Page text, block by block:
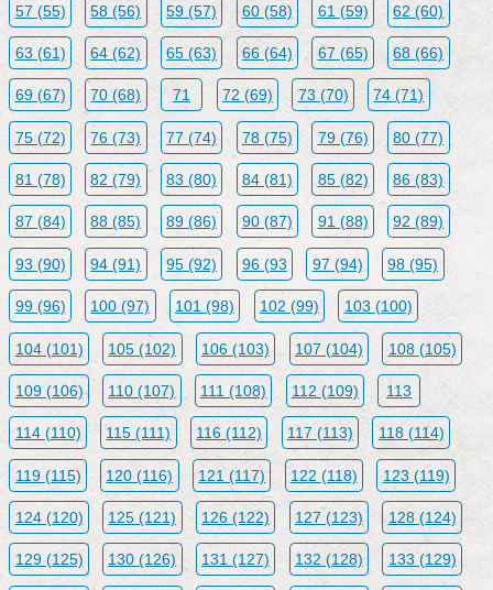
57 (55) 58 (56) 59 (57) 60 (58) 61 (59) 62 (60)
63 (61) 64 (62) 65 (63) 66 (64) 67 (65) 68 (66)
69 (67) 70 (68) 71 72 (69) 73 (70) 74 (71)
75 (72) 76 (73) 77 (74) 78 (75) 79 (76) 80 (77)
81 (78) 82 (79) 83 (80) 84 (81) 85 (82) 86 (83)
87 (84) 88 (85) 89 (86) 90 (87) 91 (88) 92 (89)
93 (90) 94 (91) 95 (92) 96 (93 97 (94) 98 (95)
99 (96) 100 (97) 101 (98) 102 (99) 103 (100)
104 (101) 105 (102) 106 (103) 107 (104) 108 (105)
109 (106) 110 (107) 111 (108) 112 (109) 113
114 (110) 115 (111) 116 (112) 117 (113) 118 (114)
119 (115) 120 (116) 121 (117) 122 (118) 123 (119)
124 (120) 125 (121) 126 (122) 127 (123) 128 (124)
129 (125) 130 (126) 131 (127) 132 (128) 133 (129)